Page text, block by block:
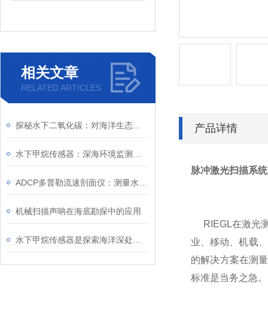
相关文章
RELATED ARTICLES
机械扫描声呐在海底勘探中的应用
产品详情
脉冲激光扫描系
RIEGL在激光测
业、移动、机载
的解决方案在测
标准是当务之急。